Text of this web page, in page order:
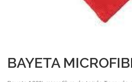
BAYETA